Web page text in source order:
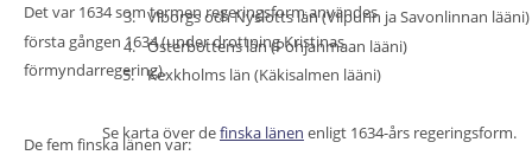
3. Viborgs och Nyslotts län (Viipurin ja Savonlinnan lääni)
4. Österbottens län (Pohjanmaan lääni)
5. Kexkholms län (Käkisalmen lääni)
Se karta över de finska länen enligt 1634-års regeringsform.
Det var 1634 som termen regeringsform användes
första gången 1634 (under drottning Kristinas
förmyndarregering).
De fem finska länen var: